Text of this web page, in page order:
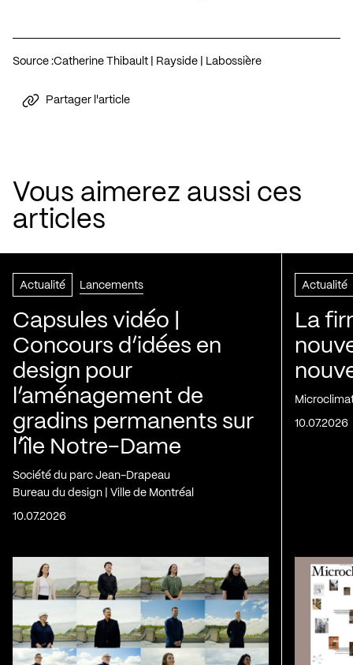
Source :Catherine Thibault | Rayside | Labossière
Partager l'article
Vous aimerez aussi ces
articles
Actualité Lancements
Capsules vidéo |
Concours d’idées en
design pour
l’aménagement de
gradins permanents sur
l’île Notre-Dame
Société du parc Jean-Drapeau
Bureau du design | Ville de Montréal
10.07.2026
Actualité
La
10.07.2026